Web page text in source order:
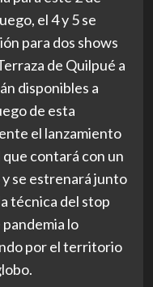
el 4 y 5 se
para dos shows
de Quilpué a
disponibles a
de esta
el lanzamiento
que contará con un
y se estrenará junto
técnica del stop
lo
por el territorio